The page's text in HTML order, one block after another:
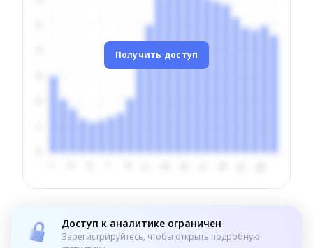
Получить доступ
Доступ к аналитике ограничен
Зарегистрируйтесь, чтобы открыть подробную